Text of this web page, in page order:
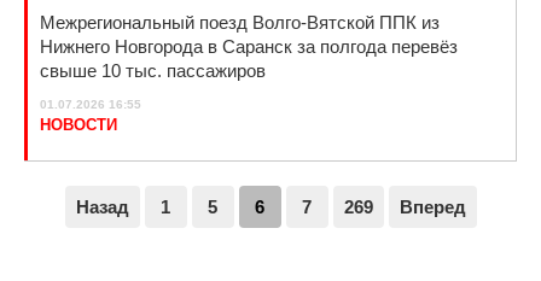
Межрегиональный поезд Волго-Вятской ППК из
Нижнего Новгорода в Саранск за полгода перевёз
свыше 10 тыс. пассажиров
01.07.2026 16:55
НОВОСТИ
Назад 1 5 6 7 269 Вперед